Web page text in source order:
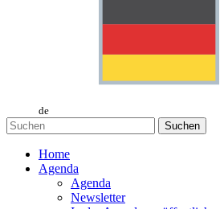
de
Suchen
Home
Agenda
Agenda
Newsletter